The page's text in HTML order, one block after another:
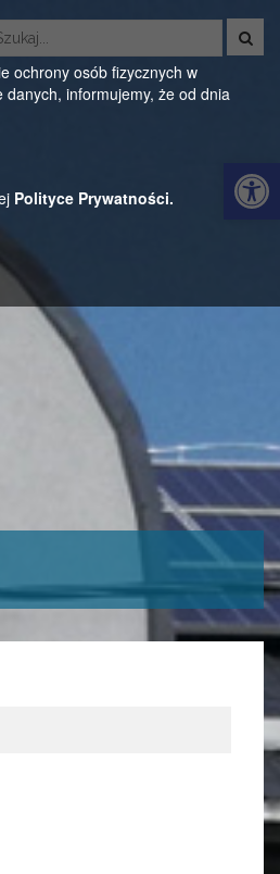
ochrony osób fizycznych w
informujemy, że od dnia
Polityce Prywatności.
serwis Gminy Parysów
28, 08-441 Parysów, mazowieckie